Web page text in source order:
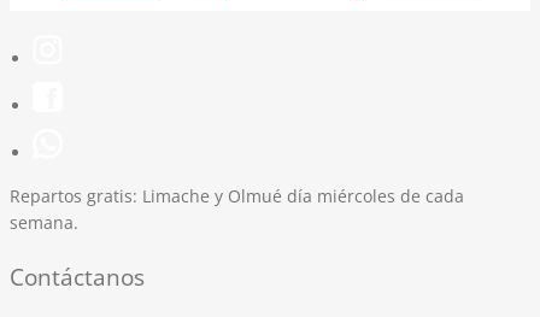
Repartos gratis: Limache y Olmué día miércoles de cada
semana.
Contáctanos